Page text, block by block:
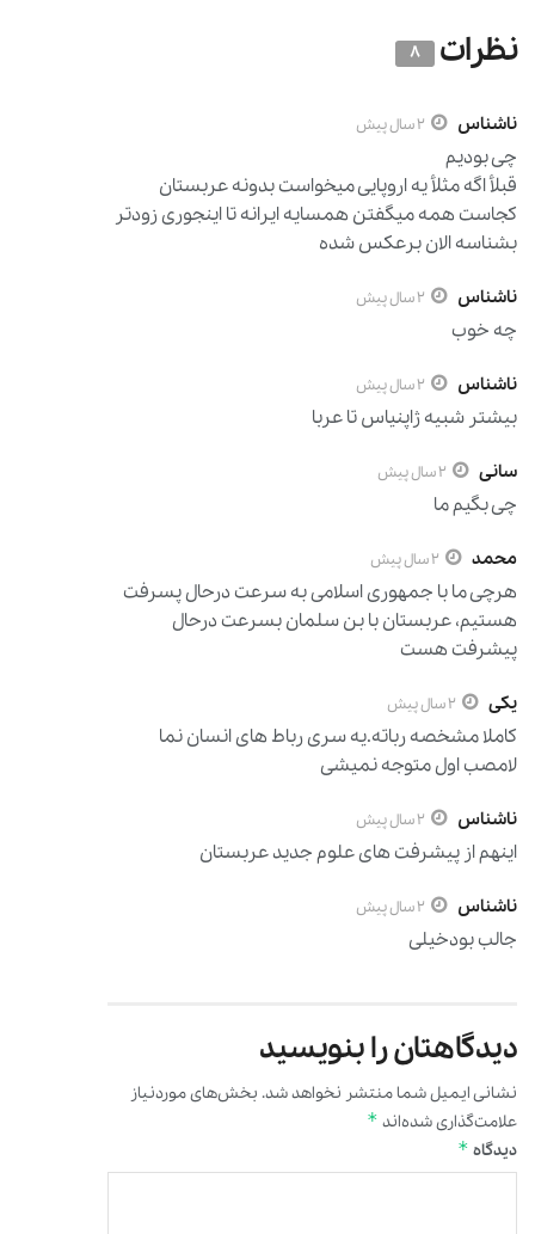
نظرات 8
ناشناس 2 سال پیش
چی بودیم
قبلأ اگه مثلأ یه اروپایی میخواست بدونه عربستان
کجاست همه میگفتن همسایه ایرانه تا اینجوری زودتر
بشناسه الان برعکس شده
ناشناس 2 سال پیش
چه خوب
ناشناس 2 سال پیش
بیشتر شبیه ژاپنیاس تا عربا
سانی 2 سال پیش
چی بگیم ما
محمد 2 سال پیش
هرچی ما با جمهوری اسلامی به سرعت درحال پسرفت
هستیم، عربستان با بن سلمان بسرعت درحال
پیشرفت هست
یکی 2 سال پیش
کاملا مشخصه رباته.یه سری رباط های انسان نما
لامصب اول متوجه نمیشی
ناشناس 2 سال پیش
اینهم از پیشرفت های علوم جدید عربستان
ناشناس 2 سال پیش
جالب بودخیلی
دیدگاهتان را بنویسید
نشانی ایمیل شما منتشر نخواهد شد. بخش‌های موردنیاز
علامت‌گذاری شده‌اند *
دیدگاه *